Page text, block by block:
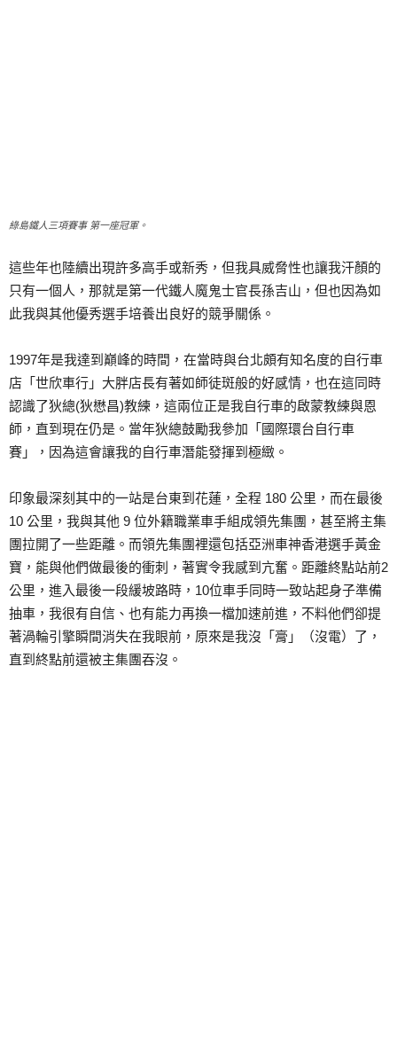
綠島鐵人三項賽事 第一座冠軍。
這些年也陸續出現許多高手或新秀，但我具威脅性也讓我汗顏的
只有一個人，那就是第一代鐵人魔鬼士官長孫吉山，但也因為如
此我與其他優秀選手培養出良好的競爭關係。
1997年是我達到巔峰的時間，在當時與台北頗有知名度的自行車
店「世欣車行」大胖店長有著如師徒斑般的好感情，也在這同時
認識了狄總(狄懋昌)教練，這兩位正是我自行車的啟蒙教練與恩
師，直到現在仍是。當年狄總鼓勵我參加「國際環台自行車
賽」，因為這會讓我的自行車潛能發揮到極緻。
印象最深刻其中的一站是台東到花蓮，全程 180 公里，而在最後
10 公里，我與其他 9 位外籍職業車手組成領先集團，甚至將主集
團拉開了一些距離。而領先集團裡還包括亞洲車神香港選手黃金
寶，能與他們做最後的衝刺，著實令我感到亢奮。距離終點站前2
公里，進入最後一段緩坡路時，10位車手同時一致站起身子準備
抽車，我很有自信、也有能力再換一檔加速前進，不料他們卻提
著渦輪引擎瞬間消失在我眼前，原來是我沒「膏」（沒電）了，
直到終點前還被主集團吞沒。